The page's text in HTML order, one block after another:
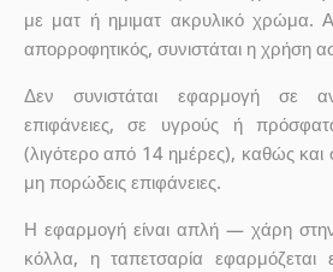
με ματ ή ημιματ ακρυλικό χρώμα.
απορροφητικός, συνιστάται η χρήση
Δεν συνιστάται εφαρμογή σε
επιφάνειες, σε υγρούς ή
(λιγότερο από 14 ημέρες), καθώς και
μη πορώδεις επιφάνειες.
Η εφαρμογή είναι απλή — χάρη
κόλλα, η ταπετσαρία εφαρμόζεται